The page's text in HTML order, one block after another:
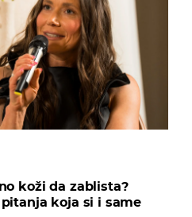
koži da zablista?
koja si i same